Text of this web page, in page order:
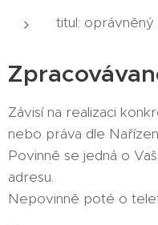
titul: oprávněný
Závisí na realizaci
nebo práva dle
Povinně se jedná o
adresu.
Nepovinně poté o